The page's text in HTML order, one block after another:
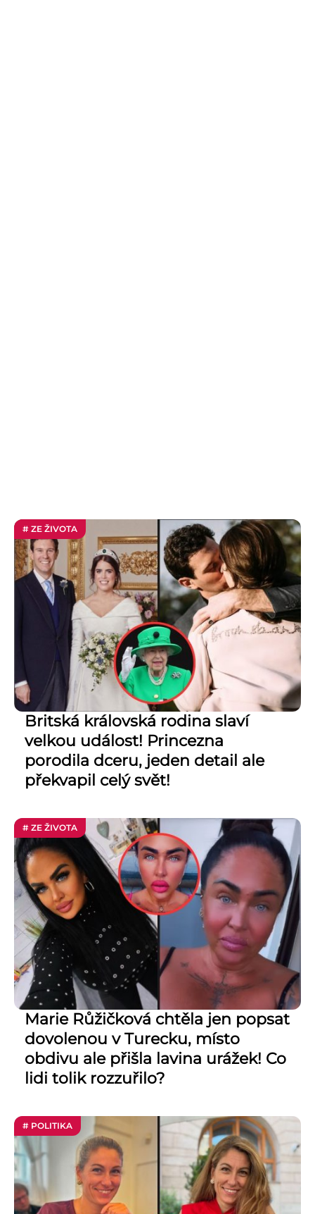
# ZE ŽIVOTA
Britská královská rodina slaví
velkou událost! Princezna
porodila dceru, jeden detail ale
překvapil celý svět!
# ZE ŽIVOTA
Marie Růžičková chtěla jen popsat
dovolenou v Turecku, místo
obdivu ale přišla lavina urážek! Co
lidi tolik rozzuřilo?
# POLITIKA